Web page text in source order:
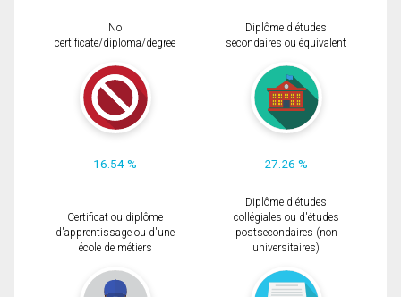
No
certificate/diploma/degree
16.54 %
Diplôme d'études
secondaires ou équivalent
27.26 %
Certificat ou diplôme
d'apprentissage ou d'une
école de métiers
Diplôme d'études
collégiales ou d'études
postsecondaires (non
universitaires)